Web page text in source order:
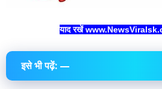
याद रखें
इसे भी पढ़ें: —